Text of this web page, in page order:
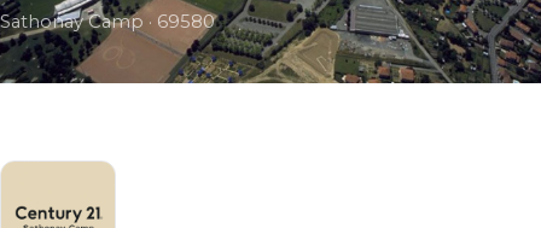
Sathonay Camp · 69580